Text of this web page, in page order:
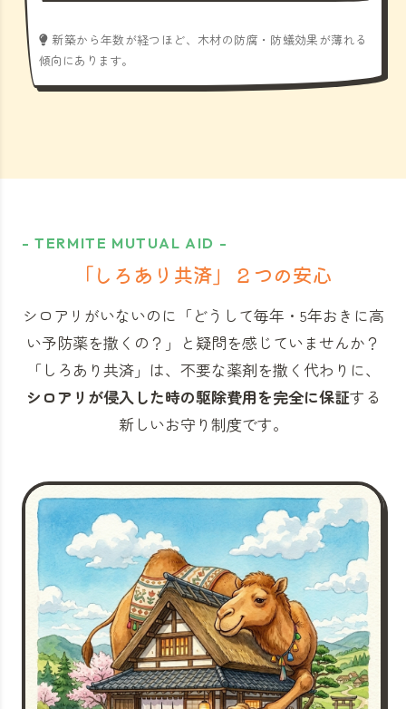
新築から年数が経つほど、木材の防腐・防蟻効果が薄れる
傾向にあります。
- TERMITE MUTUAL AID -
「しろあり共済」 ２つの安心
シロアリがいないのに「どうして毎年・5年おきに高
い予防薬を撒くの？」と 疑問を感じていませんか？
「しろあり共済」 は、不要な薬剤を撒く代わりに、
シロアリが侵入した時の駆除費用を完全に保証する
新しいお守り制度です。